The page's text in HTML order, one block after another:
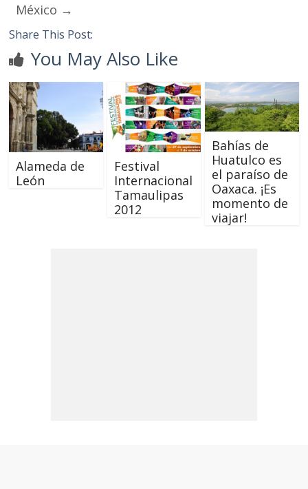
México →
Share This Post:
You May Also Like
Alameda de
León
Festival
Internacional
Tamaulipas
2012
Bahías de
Huatulco es
el paraíso de
Oaxaca. ¡Es
momento de
viajar!